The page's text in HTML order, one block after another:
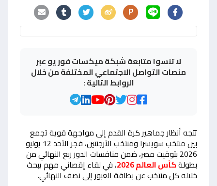
P
لا تنسوا متابعة شبكة ميكسات فور يو عبر
منصات التواصل الاجتماعي المختلفة من خلال
الروابط التالية :
تتجه أنظار جماهير كرة القدم إلى مواجهة قوية تجمع
بين منتخب سويسرا ومنتخب الأرجنتين، فجر الأحد 12 يوليو
2026 بتوقيت مصر، ضمن منافسات الدور ربع النهائي من
بطولةكأس العالم 2026 ، في لقاء إقصائي مهم يبحث
خلاله كل منتخب عن بطاقة العبور إلى نصف النهائي.